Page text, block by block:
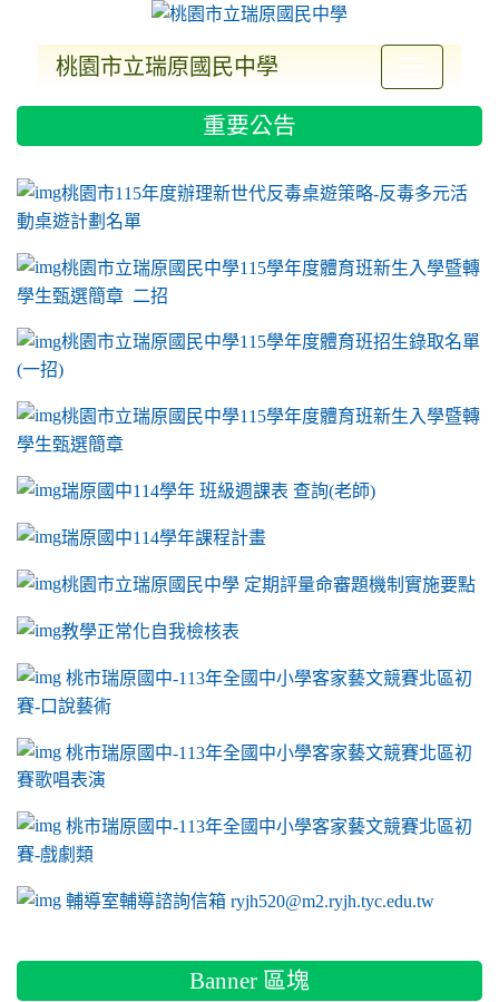
桃園市立瑞原國民中學
重要公告
link to https://sites.google.com/a/m2.ryjh.tyc.edu.tw/ryjh011/
桃園市115年度辦理新世代反毒桌遊策略-反毒多元活
動桌遊計劃名單
桃園市立瑞原國民中學115學年度體育班新生入學暨轉
學生甄選簡章 二招
桃園市立瑞原國民中學115學年度體育班招生錄取名單
(一招)
桃園市立瑞原國民中學115學年度體育班新生入學暨轉
學生甄選簡章
瑞原國中114學年 班級週課表 查詢(老師)
瑞原國中114學年課程計畫
link to https://sites.google.com/a/m2.ryjh.tyc.edu.tw/ryjh011/
桃園市立瑞原國民中學 定期評量命審題機制實施要點
link to https://sites.google.com/a/m2.ryjh.tyc.edu.tw/
教學正常化自我檢核表
link to mailto:ryjh520@m2.ryjh.tyc.edu.tw
link to mailto:ryjh520@m2.ryjh.tyc.edu.tw
ink to mailto:ryjh520@m2.ryjh.tyc.edu.tw
link to mailto:ryjh520@m2.ryjh.tyc.edu.tw
link to mailto:ryjh520@m2.ryjh.tyc.edu.tw
ink to mailto:ryjh520@m2.ryjh.tyc.edu.tw
ink to mailto:ryjh520@m2.ryjh.tyc.edu.tw
link to https://sites.google.com/a/m2.ryjh.tyc.edu.tw/ryjh011/
ink to mailto:ryjh520@m2.ryjh.tyc.edu.tw
link to https://tyc.entry.edu.tw/NoExamImitate_TL/
桃市瑞原國中-113年全國中小學客家藝文競賽北區初
賽-口說藝術
link to https://tyc.entry.edu.tw/NoExamImitate_TL/
桃市瑞原國中-113年全國中小學客家藝文競賽北區初
賽歌唱表演
link to https://tyc.entry.edu.tw/NoExamImitate_TL/
桃市瑞原國中-113年全國中小學客家藝文競賽北區初
賽-戲劇類
link to https://tyc.entry.edu.tw/NoExamImitate_TL/
輔導室輔導諮詢信箱 ryjh520@m2.ryjh.tyc.edu.tw
Banner 區塊